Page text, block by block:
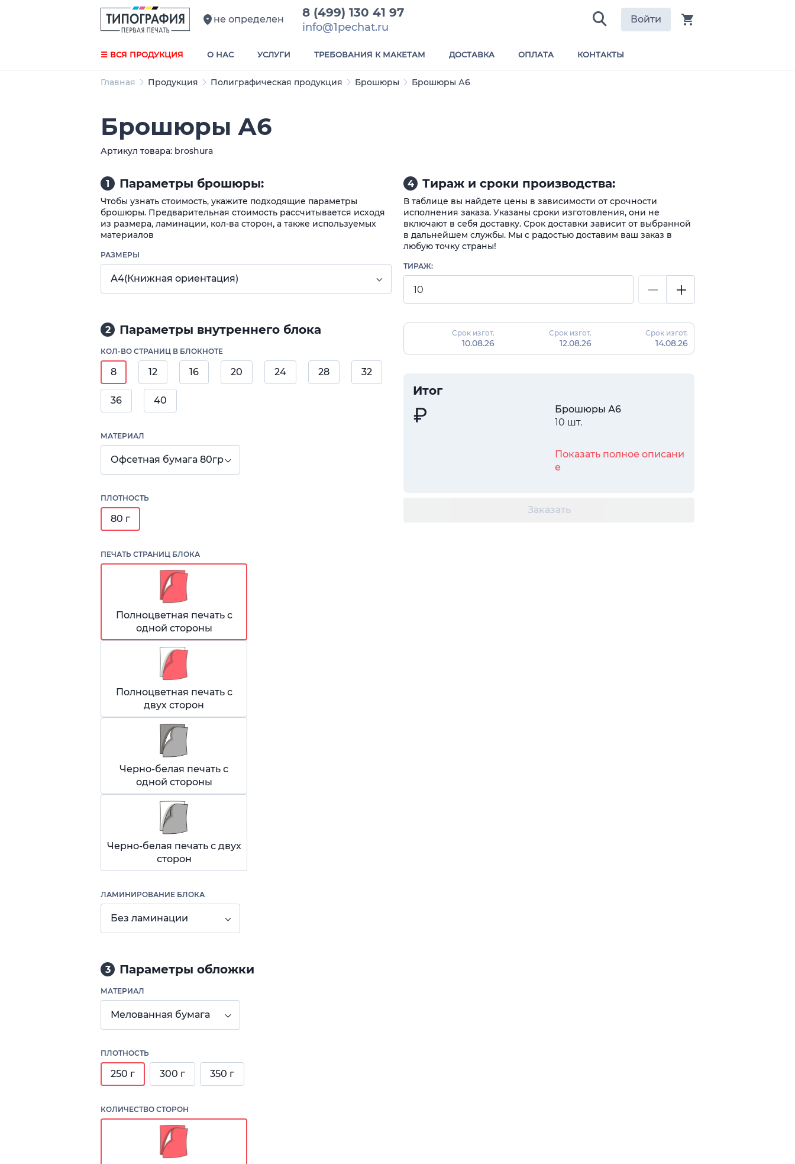
не определен 8 (499) 130 41 97
info@1pechat.ru
Войти
☰ ВСЯ ПРОДУКЦИЯ О НАС УСЛУГИ ТРЕБОВАНИЯ К МАКЕТАМ ДОСТАВКА ОПЛАТА КОНТАКТЫ
Главная Продукция Полиграфическая продукция Брошюры Брошюры А6
Брошюры А6
Артикул товара: broshura
1 Параметры брошюры:
Чтобы узнать стоимость, укажите подходящие параметры
брошюры. Предварительная стоимость рассчитывается исходя
из размера, ламинации, кол-ва сторон, а также используемых
материалов
РАЗМЕРЫ
А4(Книжная ориентация)
2 Параметры внутреннего блока
КОЛ-ВО СТРАНИЦ В БЛОКНОТЕ
8 12 16 20 24 28 32
36 40
МАТЕРИАЛ
Офсетная бумага 80гр
ПЛОТНОСТЬ
80 г
ПЕЧАТЬ СТРАНИЦ БЛОКА
Полноцветная печать с
одной стороны
Полноцветная печать с
двух сторон
Черно-белая печать с
одной стороны
Черно-белая печать с двух
сторон
ЛАМИНИРОВАНИЕ БЛОКА
Без ламинации
3 Параметры обложки
МАТЕРИАЛ
Мелованная бумага
ПЛОТНОСТЬ
250 г 300 г 350 г
КОЛИЧЕСТВО СТОРОН
4 Тираж и сроки производства:
В таблице вы найдете цены в зависимости от срочности
исполнения заказа. Указаны сроки изготовления, они не
включают в себя доставку. Срок доставки зависит от выбранной
в дальнейшем службы. Мы с радостью доставим ваш заказ в
любую точку страны!
ТИРАЖ:
Срок изгот.
10.08.26
Срок изгот.
12.08.26
Срок изгот.
14.08.26
Итог
Брошюры А6
10 шт.
Показать полное описани
е
Заказать